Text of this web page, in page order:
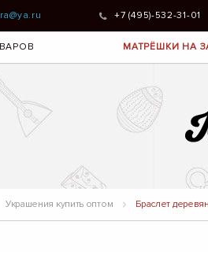
+7 (495)-532-31-01
МАТРЁШКИ НА
Украшения купить оптом Браслет